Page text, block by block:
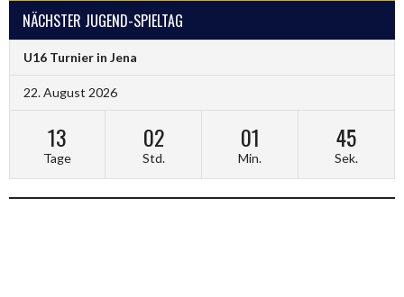
NÄCHSTER JUGEND-SPIELTAG
U16 Turnier in Jena
22. August 2026
13
Tage
02
Std.
01
Min.
44
Sek.